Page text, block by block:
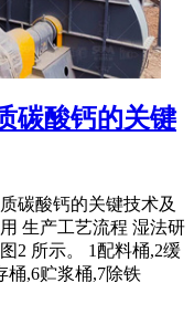
碳酸钙的关键
碳酸钙的关键技术及
生产工艺流程 湿法研
2 所示。 1配料桶,2缓
桶,6贮浆桶,7除铁